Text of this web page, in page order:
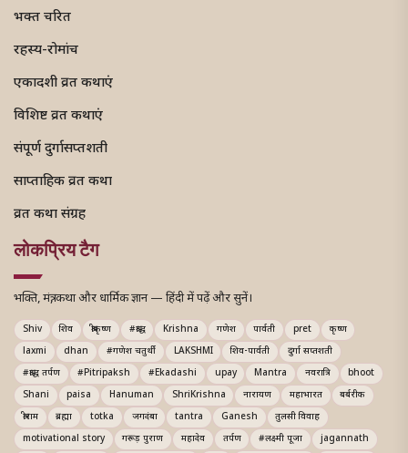
भक्त चरित
रहस्य-रोमांच
एकादशी व्रत कथाएं
विशिष्ट व्रत कथाएं
संपूर्ण दुर्गासप्तशती
साप्ताहिक व्रत कथा
व्रत कथा संग्रह
लोकप्रिय टैग
भक्ति, मंत्र, कथा और धार्मिक ज्ञान — हिंदी में पढ़ें और सुनें।
Shiv शिव श्रीकृष्ण #श्राद्ध Krishna गणेश पार्वती pret
कृष्ण
laxmi
dhan #गणेश चतुर्थी LAKSHMI शिव-पार्वती
दुर्गा सप्तशती
#श्राद्ध तर्पण
#Pitripaksh #Ekadashi upay Mantra नवरात्रि
bhoot
Shani
paisa Hanuman ShriKrishna नारायण महाभारत
बर्बरीक
श्रीराम
ब्रह्मा totka जगदंबा tantra Ganesh
तुलसी विवाह
motivational story
गरूड़ पुराण महादेव तर्पण #लक्ष्मी पूजा jagannath